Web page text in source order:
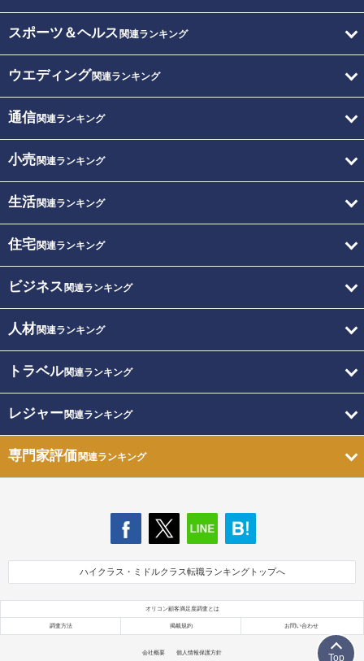
スポーツ＆ヘルス 関連ランキング
ウエディング関連ランキング
通信関連ランキング
小売関連ランキング
生活関連ランキング
住宅関連ランキング
ビジネス 関連ランキング
人材関連ランキング
トラベル関連ランキング
レジャー関連ランキング
専門家評価関連ランキング
ハイクラス・ミドルクラス転職ランキングトップへ
オリコン顧客満足度調査とは
調査方法 掲載規約 お問い合わせ
会社概要 個人情報保護方針 Top